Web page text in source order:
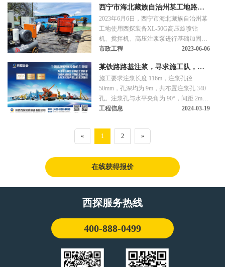
西宁市海北藏族自治州某工地路基
加固施工
2023年6月6日，西宁市海北藏族自治州某
工地使用西探装备XL-50G高压旋喷钻
机、搅拌机、高压注浆泵进行基础加固施
工作业。
市政工程 2023-06-06
某铁路路基注浆，寻求施工队，需
自带设备【陕西】
施工要求注浆长度 116m，注浆孔径
50mm，孔深均为 9m，共布置注浆孔 340
孔。注浆孔与水平夹角为 90°，间距 2m，
梅花形布置，孔位可根据现场情况适当进
孔间隔顺序进行
工程信息 2024-03-19
« 1 2 »
在线获得报价
西探服务热线
400-888-0499